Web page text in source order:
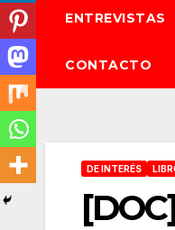
ENTREVISTAS
CONTACTO
DE INTERÉS